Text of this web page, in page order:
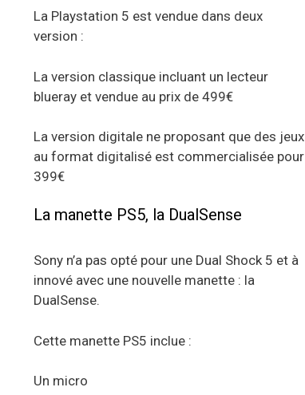
La Playstation 5 est vendue dans deux
version :
La version classique incluant un lecteur
blueray et vendue au prix de 499€
La version digitale ne proposant que des jeux
au format digitalisé est commercialisée pour
399€
La manette PS5, la DualSense
Sony n’a pas opté pour une Dual Shock 5 et à
innové avec une nouvelle manette : la
DualSense.
Cette manette PS5 inclue :
Un micro